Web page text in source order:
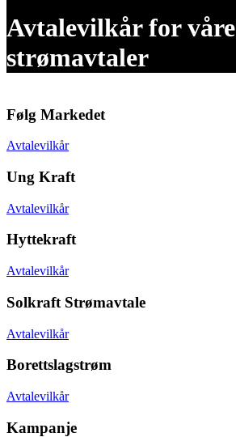
Avtalevilkår for våre
strømavtaler
Følg Markedet
Avtalevilkår
Ung Kraft
Avtalevilkår
Hyttekraft
Avtalevilkår
Solkraft Strømavtale
Avtalevilkår
Borettslagstrøm
Avtalevilkår
Kampanje